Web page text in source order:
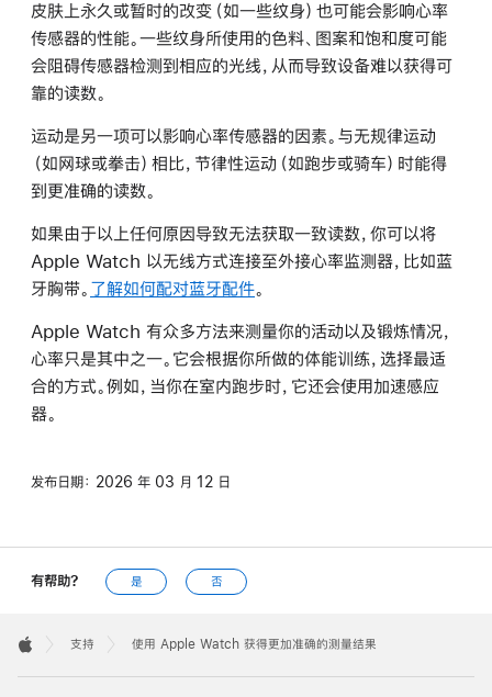
皮肤上永久或暂时的改变（如一些纹身）也可能会影响心率
传感器的性能。一些纹身所使用的色料、图案和饱和度可能
会阻碍传感器检测到相应的光线，从而导致设备难以获得可
靠的读数。
运动是另一项可以影响心率传感器的因素。与无规律运动
（如网球或拳击）相比，节律性运动（如跑步或骑车）时能得
到更准确的读数。
如果由于以上任何原因导致无法获取一致读数，你可以将
Apple Watch 以无线方式连接至外接心率监测器，比如蓝
牙胸带。 了解如何配对蓝牙配件。
Apple Watch 有众多方法来测量你的活动以及锻炼情况，
心率只是其中之一。它会根据你所做的体能训练，选择最适
合的方式。例如，当你在室内跑步时，它还会使用加速感应
器。
发布日期： 2026 年 03 月 12 日
有帮助? 是 否
Footer

支持 使用 Apple Watch 获得更加准确的测量结果